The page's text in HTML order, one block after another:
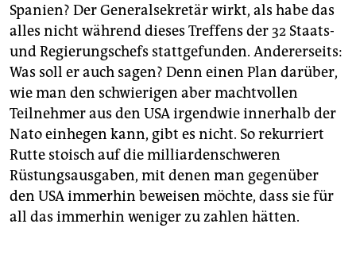
Spanien? Der Generalsekretär wirkt, als habe das
alles nicht während dieses Treffens der 32 Staats-
und Regierungschefs stattgefunden. Andererseits:
Was soll er auch sagen? Denn einen Plan darüber,
wie man den schwierigen aber machtvollen
Teilnehmer aus den USA irgendwie innerhalb der
Nato einhegen kann, gibt es nicht. So rekurriert
Rutte stoisch auf die milliardenschweren
Rüstungsausgaben, mit denen man gegenüber
den USA immerhin beweisen möchte, dass sie für
all das immerhin weniger zu zahlen hätten.